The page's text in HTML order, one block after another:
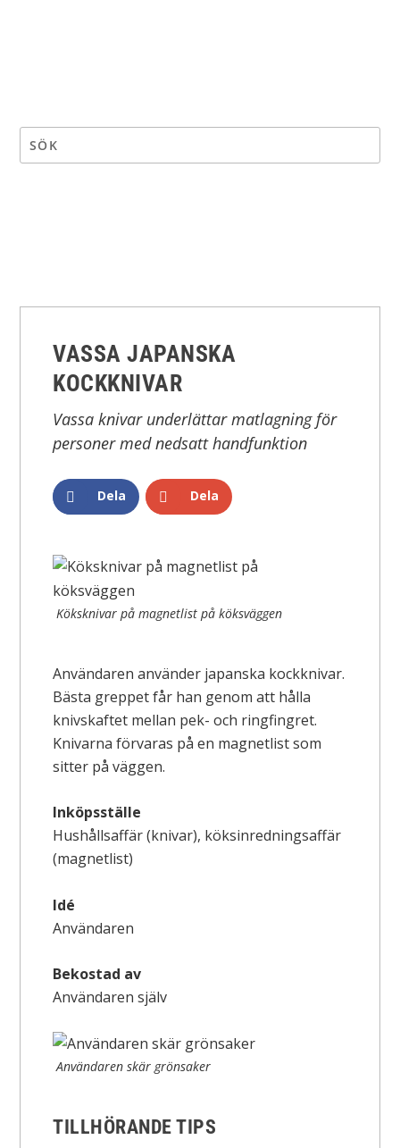
VASSA JAPANSKA
KOCKKNIVAR
Vassa knivar underlättar matlagning för
personer med nedsatt handfunktion
Dela Dela
Köksknivar på magnetlist på köksväggen
Användaren använder japanska kockknivar.
Bästa greppet får han genom att hålla
knivskaftet mellan pek- och ringfingret.
Knivarna förvaras på en magnetlist som
sitter på väggen.
Inköpsställe
Hushållsaffär (knivar), köksinredningsaffär
(magnetlist)
Idé
Användaren
Bekostad av
Användaren själv
Användaren skär grönsaker
TILLHÖRANDE TIPS